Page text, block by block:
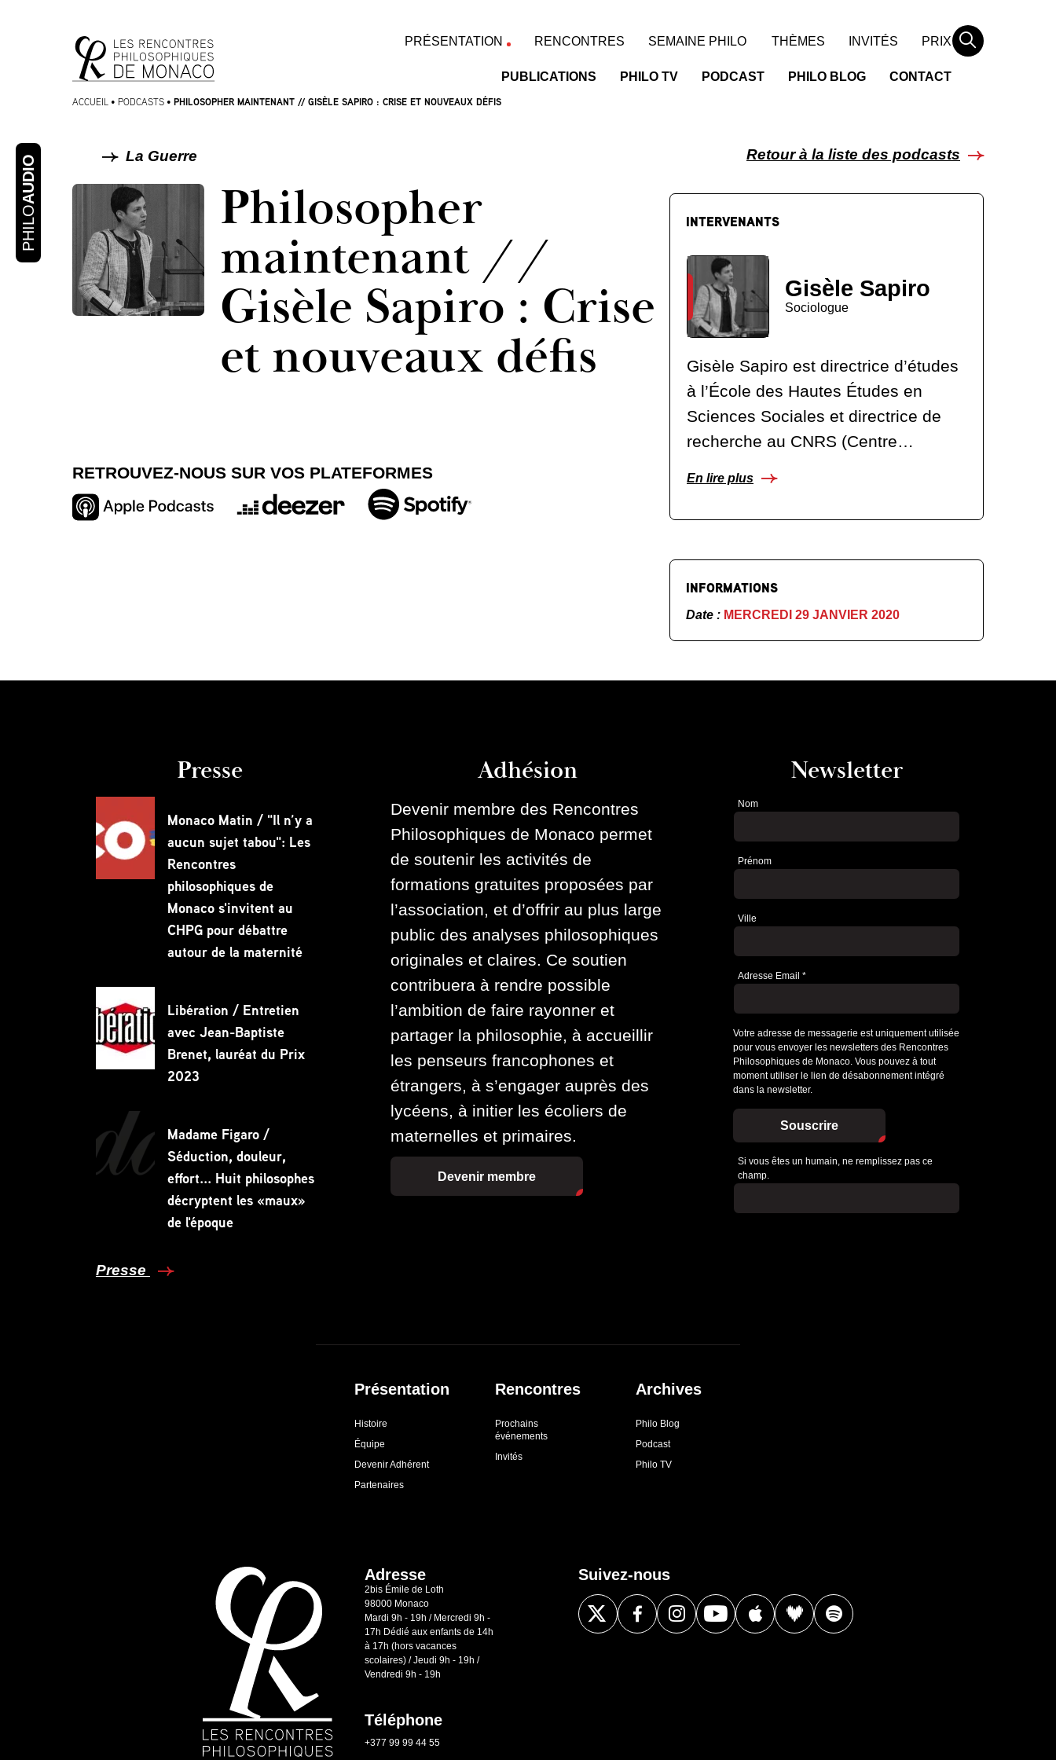
contenu
PRÉSENTATION RENCONTRES SEMAINE PHILO THÈMES INVITÉS PRIX
PUBLICATIONS PHILO TV PODCAST PHILO BLOG CONTACT
Rechercher
ACCUEIL • PODCASTS • PHILOSOPHER MAINTENANT // GISÈLE SAPIRO : CRISE ET NOUVEAUX DÉFIS
La Guerre
Philosopher
maintenant //
Gisèle Sapiro : Crise
et nouveaux défis
PHILO
AUDIO
RETROUVEZ-NOUS SUR VOS PLATEFORMES
Retour à la liste des podcasts
INTERVENANTS
Gisèle Sapiro
Sociologue
Gisèle Sapiro est directrice d’études
à l’École des Hautes Études en
Sciences Sociales et directrice de
recherche au CNRS (Centre…
En lire plus
INFORMATIONS
Date : MERCREDI 29 JANVIER 2020
Presse
Monaco Matin / "Il n’y a
aucun sujet tabou": Les
Rencontres
philosophiques de
Monaco s'invitent au
CHPG pour débattre
autour de la maternité
Libération / Entretien
avec Jean-Baptiste
Brenet, lauréat du Prix
2023
Madame Figaro /
Séduction, douleur,
effort... Huit philosophes
décryptent les «maux»
de l'époque
Presse
Adhésion
Devenir membre des Rencontres
Philosophiques de Monaco permet
de soutenir les activités de
formations gratuites proposées par
l’association, et d’offrir au plus large
public des analyses philosophiques
originales et claires. Ce soutien
contribuera à rendre possible
l’ambition de faire rayonner et
partager la philosophie, à accueillir
les penseurs francophones et
étrangers, à s’engager auprès des
lycéens, à initier les écoliers de
maternelles et primaires.
Devenir membre
Newsletter
Newsletter
Nom
Prénom
Ville
Adresse Email *
Votre adresse de messagerie est uniquement utilisée
pour vous envoyer les newsletters des Rencontres
Philosophiques de Monaco. Vous pouvez à tout
moment utiliser le lien de désabonnement intégré
dans la newsletter.
Souscrire
Si vous êtes un humain, ne remplissez pas ce
champ.
Présentation
Histoire
Équipe
Devenir Adhérent
Partenaires
Rencontres
Prochains
événements
Invités
Archives
Philo Blog
Podcast
Philo TV
Adresse
2bis Émile de Loth
98000 Monaco
Mardi 9h - 19h / Mercredi 9h -
17h Dédié aux enfants de 14h
à 17h (hors vacances
scolaires) / Jeudi 9h - 19h /
Vendredi 9h - 19h
Téléphone
+377 99 99 44 55
Suivez-nous